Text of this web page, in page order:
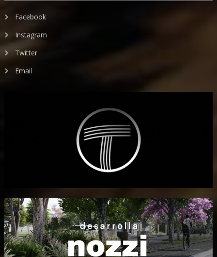
Facebook
Instagram
Twitter
Email